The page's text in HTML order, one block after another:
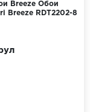
Breeze Обои
Breeze RDT2202-8